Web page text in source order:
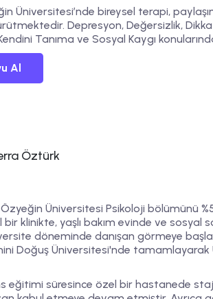
Üniversitesi’nde bireysel terapi,
Depresyon, Değersizlik,
Tanıma ve Sosyal Kaygı
Al
Öztürk
Özyeğin Üniversitesi Psikoloji bölümünü
klinikte, yaşlı bakım evinde ve sosyal
döneminde danışan görmeye
Doğuş Üniversitesi'nde tamamlayarak
eğitimi süresince özel bir hastanede